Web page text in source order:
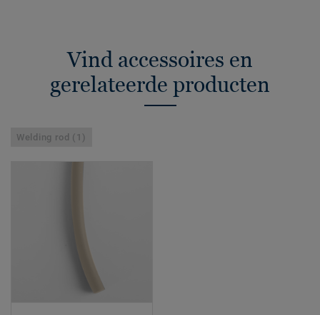
Vind accessoires en
gerelateerde producten
Welding rod (1)